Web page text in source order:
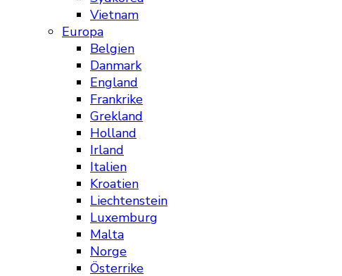
Vietnam
Europa
Belgien
Danmark
England
Frankrike
Grekland
Holland
Irland
Italien
Kroatien
Liechtenstein
Luxemburg
Malta
Norge
Österrike